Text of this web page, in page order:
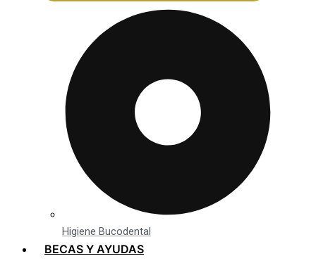
Higiene Bucodental
BECAS Y AYUDAS